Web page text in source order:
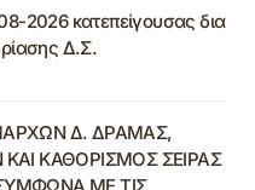
2026 κατεπείγουσας δια
Δ.Σ.
Δ. ΔΡΑΜΑΣ,
ΚΑΘΟΡΙΣΜΟΣ ΣΕΙΡΑΣ